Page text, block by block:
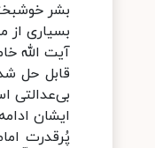
بشر
بسیاری از
آیت الله
قابل حل
ایشان
پُرقدرت